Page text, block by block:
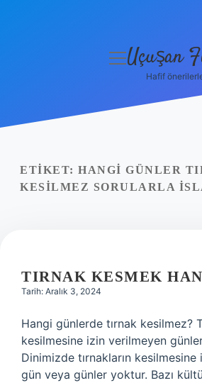
Yasal Uyarı
menüyü
Uçuşan
Hafif
ETIKET: HANGI GÜNLER
KESILMEZ SORULARLA
TIRNAK KESMEK
Tarih: Aralık 3, 2024
Hangi günlerde tırnak kesilmez?
kesilmesine izin verilmeyen
Dinimizde tırnakların
gün veya günler yoktur. Bazı